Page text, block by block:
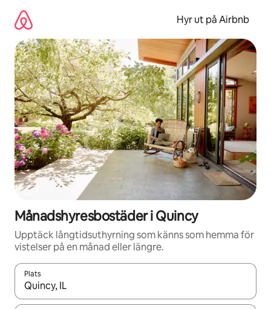
innehåll
Hyr ut på Airbnb
Månadshyresbostäder i Quincy
Upptäck långtidsuthyrning som känns som hemma för
vistelser på en månad eller längre.
Plats
När resultaten är tillgängliga kan du navigera med upp- och